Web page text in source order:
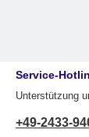
Service-
Unterstützung
+49-2433-